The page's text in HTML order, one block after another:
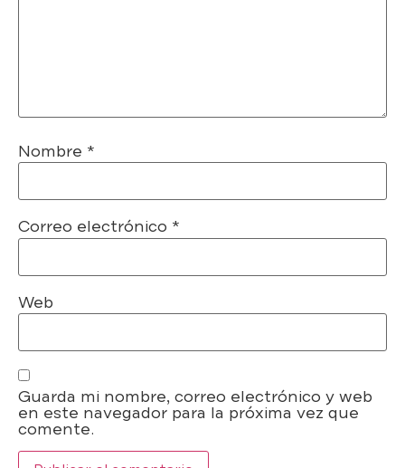
Nombre *
Correo electrónico *
Web
Guarda mi nombre, correo electrónico y web
en este navegador para la próxima vez que
comente.